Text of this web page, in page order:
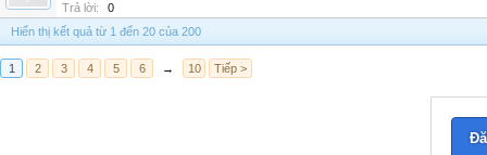
Trả lời:
0
Hiển thị kết quả từ 1 đến 20 của 200
1 2 3 4 5 6 → 10 Tiếp >